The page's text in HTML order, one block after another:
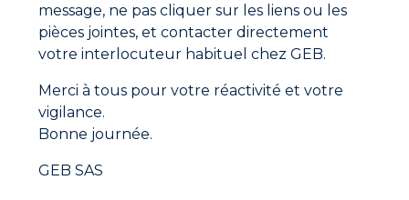
message, ne pas cliquer sur les liens ou les
pièces jointes, et contacter directement
votre interlocuteur habituel chez GEB.
Merci à tous pour votre réactivité et votre
vigilance.
Bonne journée.
GEB SAS